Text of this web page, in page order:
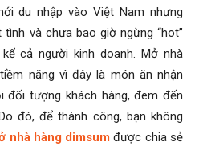
du nhập vào Việt Nam nhưng
và chưa bao giờ ngừng “hot”
cả người kinh doanh. Mở nhà
năng vì đây là món ăn nhận
tượng khách hàng, đem đến
đó, để thành công, bạn không
nhà hàng dimsum được chia sẻ